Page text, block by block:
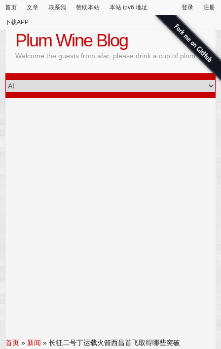
首页 文章 联系我 赞助本站 本站 ipv6 地址
下载APP
登录 注册
Plum Wine Blog
Welcome the guests from afar, please drink a cup of plum wine
首页 » 新闻 »长征二号丁运载火箭西昌首飞取得哪些突破